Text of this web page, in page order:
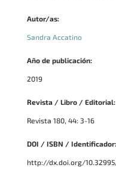
Autor/as:
Sandra Accatino
Año de publicación:
2019
Revista / Libro / Editorial:
Revista 180, 44: 3-16
DOI / ISBN / Identificador:
http://dx.doi.org/